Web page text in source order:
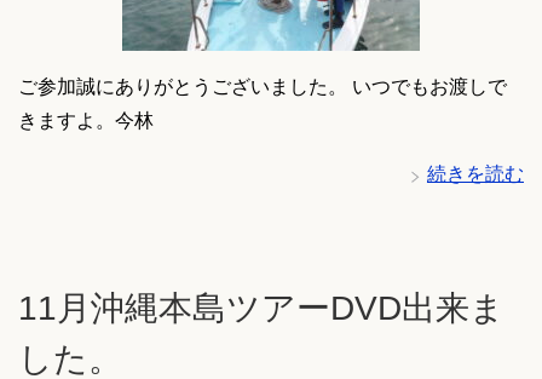
ご参加誠にありがとうございました。 いつでもお渡しで
きますよ。今林
続きを読む
11月沖縄本島ツアーDVD出来ま
した。